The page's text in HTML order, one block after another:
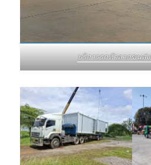
บริการรถหัวลากขนส่